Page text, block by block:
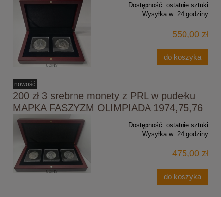
Dostępność: ostatnie sztuki
Wysyłka w: 24 godziny
550,00 zł
do koszyka
200 zł 3 srebrne monety z PRL w pudełku
MAPKA FASZYZM OLIMPIADA 1974,75,76
Dostępność: ostatnie sztuki
Wysyłka w: 24 godziny
475,00 zł
do koszyka
nowość